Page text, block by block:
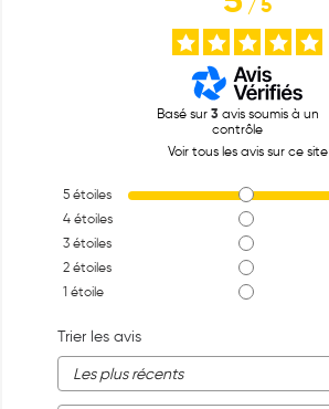
/ 5
Basé sur 3 avis soumis à un
contrôle
Voir tous les avis sur ce site
5 étoiles
4 étoiles
3 étoiles
2 étoiles
1 étoile
Trier les avis